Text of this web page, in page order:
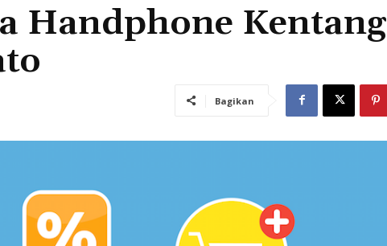
Handphone Kentang
Bagikan